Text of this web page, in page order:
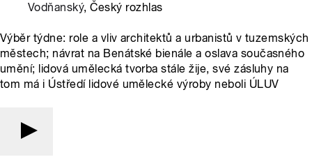
Vodňanský, Český rozhlas
Výběr týdne: role a vliv architektů a urbanistů v tuzemských
městech; návrat na Benátské bienále a oslava současného
umění; lidová umělecká tvorba stále žije, své zásluhy na
tom má i Ústředí lidové umělecké výroby neboli ÚLUV